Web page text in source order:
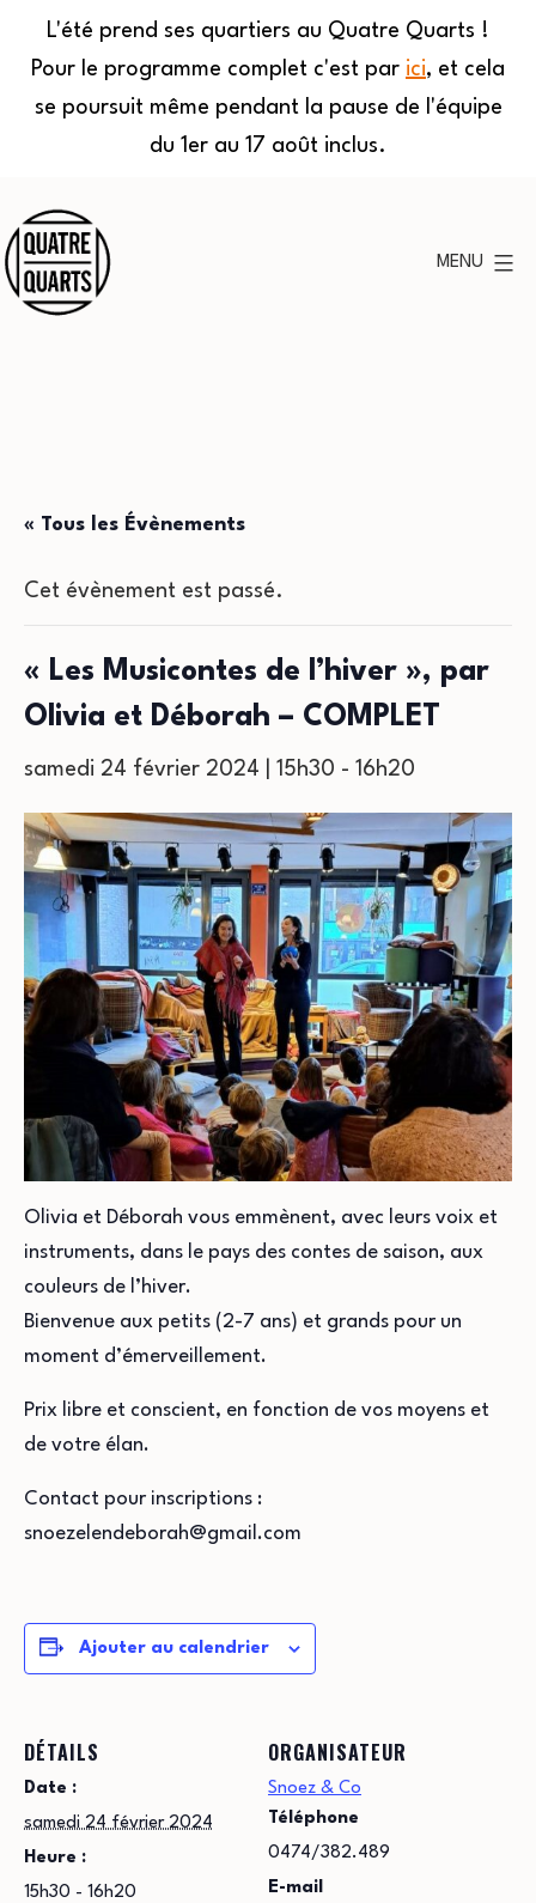
L'été prend ses quartiers au Quatre Quarts !
Pour le programme complet c'est par ici, et cela
se poursuit même pendant la pause de l'équipe
du 1er au 17 août inclus.
au
contenu
MENU
« Tous les Évènements
Cet évènement est passé.
« Les Musicontes de l’hiver », par
Olivia et Déborah – COMPLET
samedi 24 février 2024 | 15h30 - 16h20
Olivia et Déborah vous emmènent, avec leurs voix et
instruments, dans le pays des contes de saison, aux
couleurs de l’hiver.
Bienvenue aux petits (2-7 ans) et grands pour un
moment d’émerveillement.
Prix libre et conscient, en fonction de vos moyens et
de votre élan.
Contact pour inscriptions :
snoezelendeborah@gmail.com
Ajouter au calendrier
DÉTAILS
Date :
samedi 24 février 2024
Heure :
15h30 - 16h20
ORGANISATEUR
Snoez & Co
Téléphone
0474/382.489
E-mail